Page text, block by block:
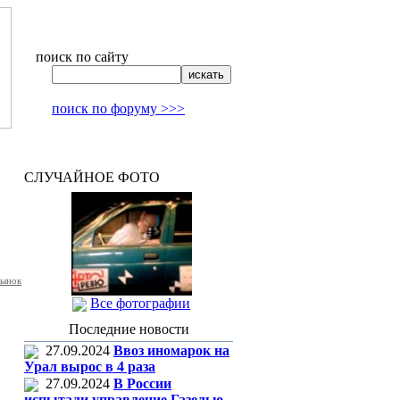
поиск по сайту
поиск по форуму >>>
СЛУЧАЙНОЕ ФОТО
Все фотографии
Последние новости
27.09.2024 Ввоз иномарок на
Урал вырос в 4 раза
27.09.2024 В России